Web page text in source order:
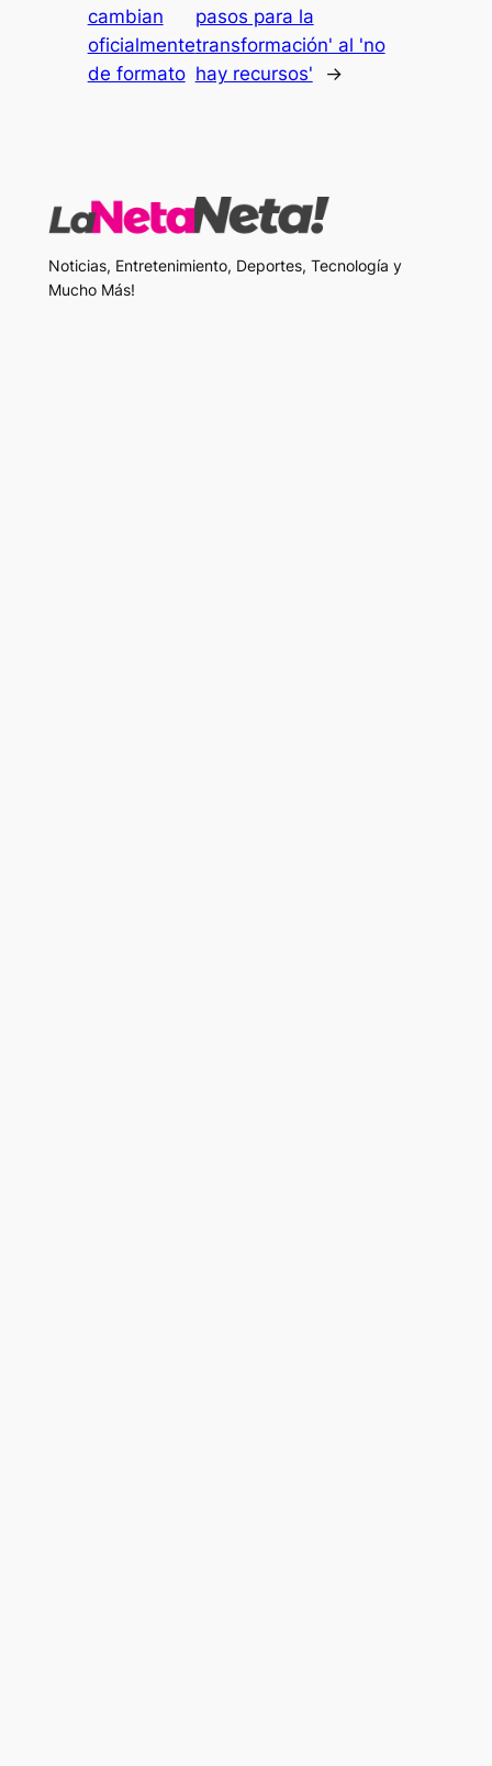
cambian
oficialmente
de formato
pasos para la
transformación' al 'no
hay recursos'
→
Noticias, Entretenimiento, Deportes, Tecnología y
Mucho Más!